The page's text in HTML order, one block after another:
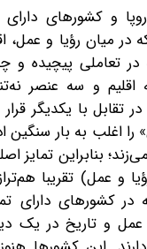
و کشورهای
در میان رؤیا و عمل،
تعاملی پیچیده و
و سه عنصر
تقابل با یکدیگر
اغلب به بار سنگین
بنابراین تمایز
و عمل) تقریبا
در کشورهای دارای
و تاریخ در یک